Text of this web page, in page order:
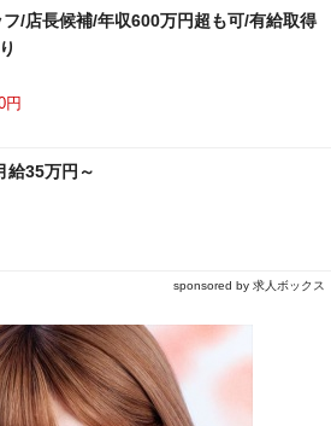
/店長候補/年収600万円超も可/有給取得
円
給35万円～
sponsored by 求人ボックス